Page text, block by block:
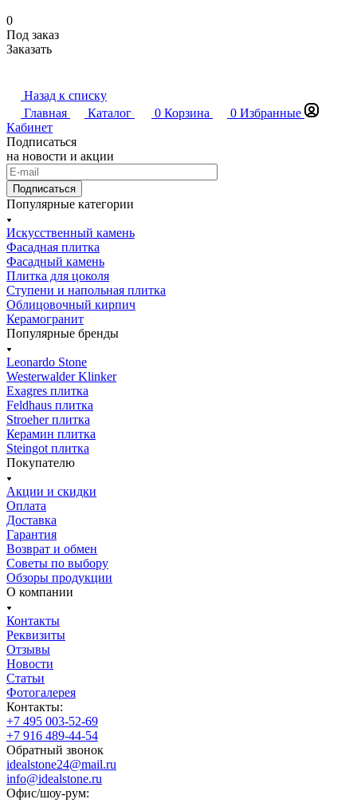
0
Под заказ
Заказать
Назад к списку
Главная
Каталог 0 Корзина 0 Избранные
Кабинет
Подписаться
на новости и акции
Подписаться
Популярные категории
Искусственный камень
Фасадная плитка
Фасадный камень
Плитка для цоколя
Ступени и напольная плитка
Облицовочный кирпич
Керамогранит
Популярные бренды
Leonardo Stone
Westerwalder Klinker
Exagres плитка
Feldhaus плитка
Stroeher плитка
Керамин плитка
Steingot плитка
Покупателю
Акции и скидки
Оплата
Доставка
Гарантия
Возврат и обмен
Советы по выбору
Обзоры продукции
О компании
Контакты
Реквизиты
Отзывы
Новости
Статьи
Фотогалерея
Контакты:
+7 495 003-52-69
+7 916 489-44-54
Обратный звонок
idealstone24@mail.ru
info@idealstone.ru
Офис/шоу-рум: